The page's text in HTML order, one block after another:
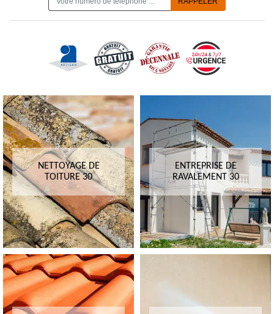
NETTOYAGE DE
TOITURE 30
ENTREPRISE DE
RAVALEMENT 30